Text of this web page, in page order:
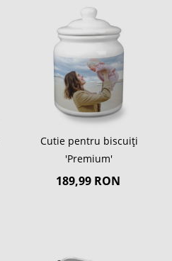
Cutie pentru biscuiți
'Premium'
189,99 RON